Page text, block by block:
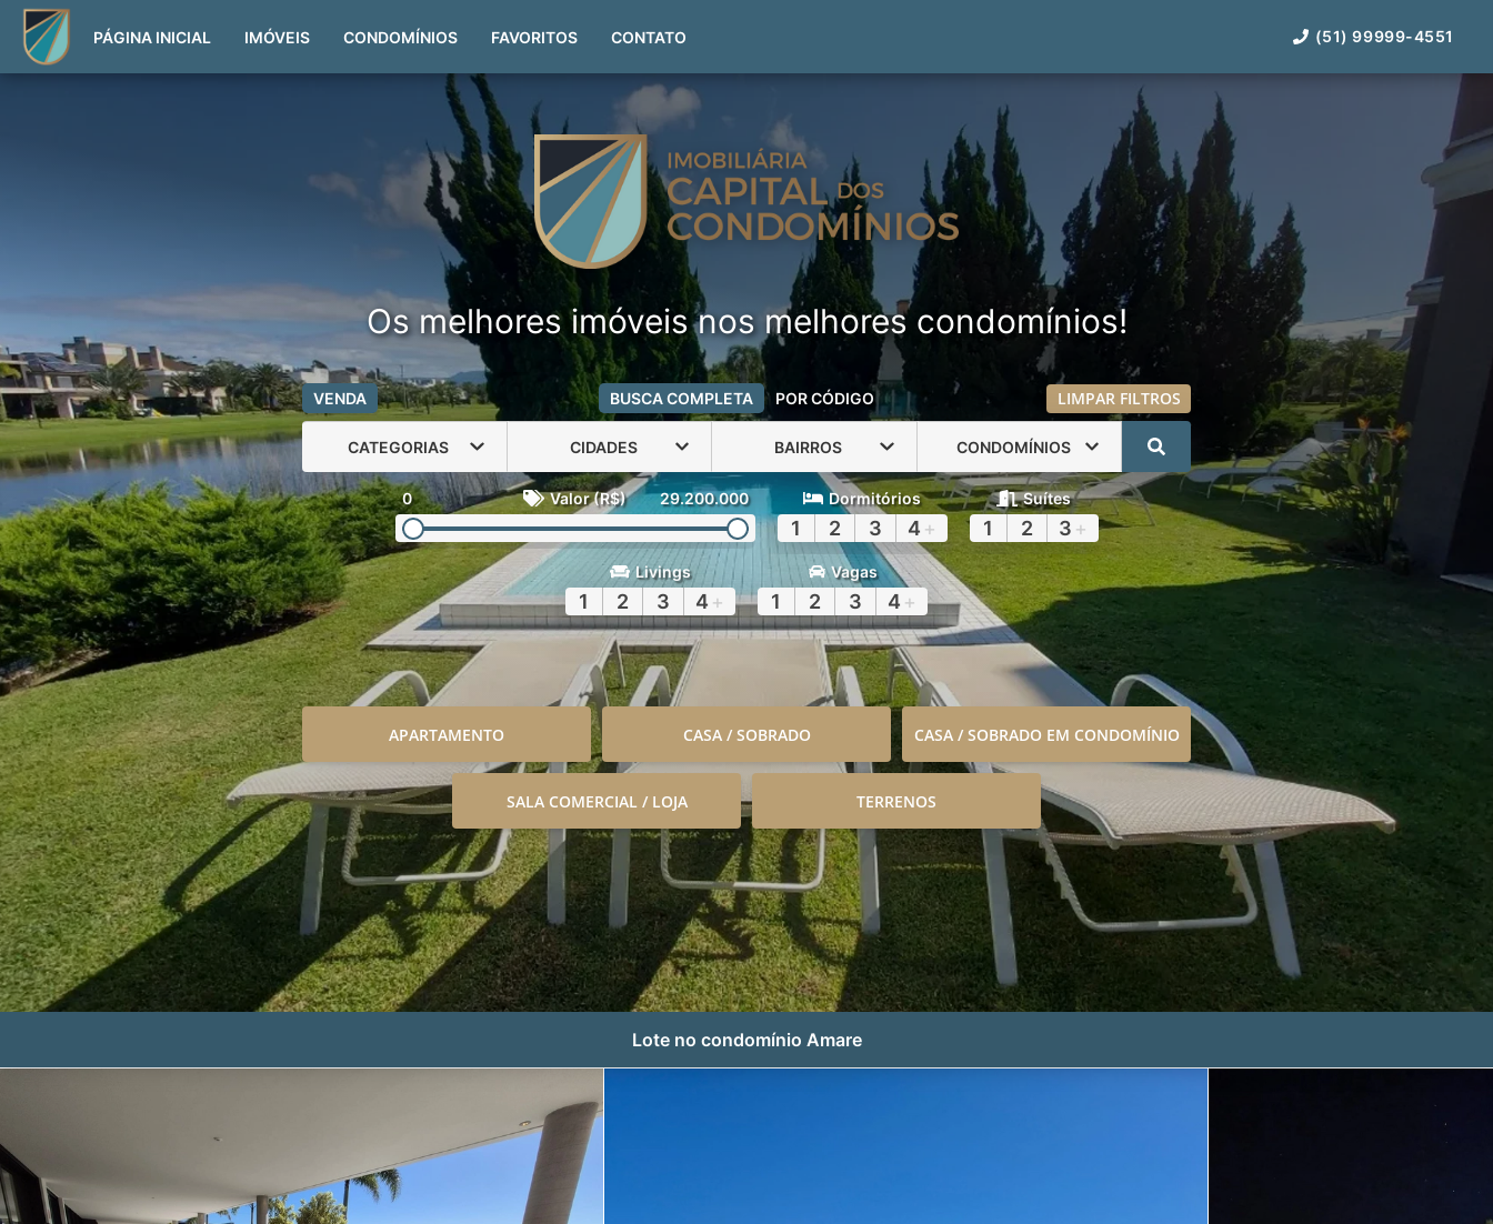
PÁGINA INICIAL IMÓVEIS CONDOMÍNIOS FAVORITOS CONTATO (51) 99999-4551
Os melhores imóveis nos melhores condomínios!
VENDA BUSCA COMPLETA POR CÓDIGO LIMPAR FILTROS
CATEGORIAS CIDADES BAIRROS CONDOMÍNIOS
0 Valor (R$) 29.200.000 Dormitórios
1 2 3 4 +
Suítes
1 2 3 +
Livings
1 2 3 4 +
Vagas
1 2 3 4 +
APARTAMENTO CASA / SOBRADO CASA / SOBRADO EM CONDOMÍNIO
SALA COMERCIAL / LOJA TERRENOS
Lote no condomínio Amare